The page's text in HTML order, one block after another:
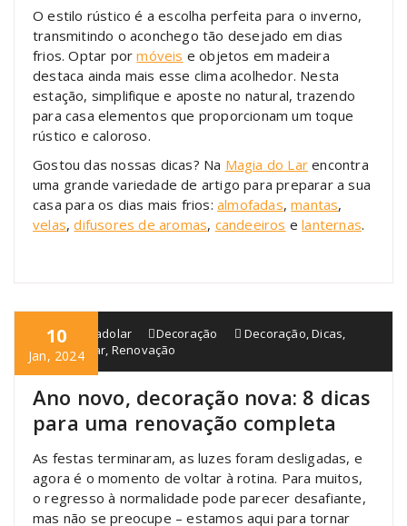
O estilo rústico é a escolha perfeita para o inverno,
transmitindo o aconchego tão desejado em dias
frios. Optar pormóveis e objetos em madeira
destaca ainda mais esse clima acolhedor. Nesta
estação, simplifique e aposte no natural, trazendo
para casa elementos que proporcionam um toque
rústico e caloroso.
Gostou das nossas dicas? Na Magia do Lar encontra
uma grande variedade de artigo para preparar a sua
casa para os dias mais frios: almofadas,mantas,
velas,difusores de aromas, candeeiros elanternas.
10
Jan, 2024
blogmagiadolar Decoração Decoração,Dicas,
Magia do Lar, Renovação
Ano novo, decoração nova: 8 dicas
para uma renovação completa
As festas terminaram, as luzes foram desligadas, e
agora é o momento de voltar à rotina. Para muitos,
o regresso à normalidade pode parecer desafiante,
mas não se preocupe – estamos aqui para tornar